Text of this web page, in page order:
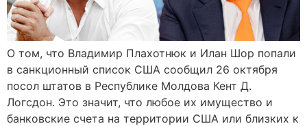
О том, что Владимир Плахотнюк и Илан Шор попали
в санкционный список США сообщил 26 октября
посол штатов в Республике Молдова Кент Д.
Логсдон. Это значит, что любое их имущество и
банковские счета на территории США или близких к